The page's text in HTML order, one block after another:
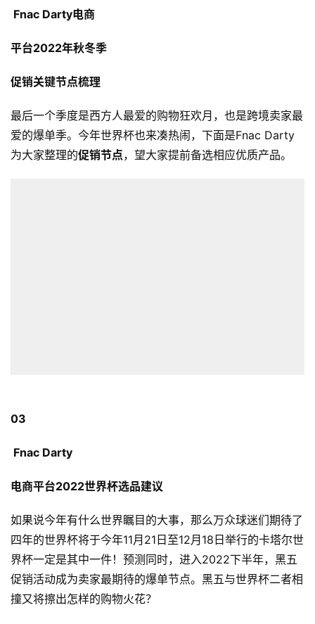
首
全
球
开
店
Fnac Darty电商
平台2022年秋冬季
促销关键节点梳理
最后一个季度是西方人最爱的购物狂欢月，也是跨境卖家最
爱的爆单季。今年世界杯也来凑热闹，下面是Fnac Darty
为大家整理的促销节点，望大家提前备选相应优质产品。
03
Fnac Darty
电商平台2022世界杯选品建议
如果说今年有什么世界瞩目的大事，那么万众球迷们期待了
四年的世界杯将于今年11月21日至12月18日举行的卡塔尔世
界杯一定是其中一件！预测同时，进入2022下半年，黑五
促销活动成为卖家最期待的爆单节点。黑五与世界杯二者相
撞又将擦出怎样的购物火花？